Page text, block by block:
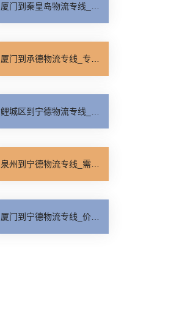
厦门到秦皇岛物流专线_高效运输「运保时效」
厦门到承德物流专线_专业调车「合理收费」
鲤城区到宁德物流专线_全程直达「全程无虑」
泉州到宁德物流专线_需要几天「价格实惠」
厦门到宁德物流专线_价位合理「直达特快专线」